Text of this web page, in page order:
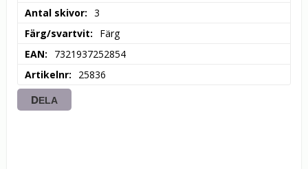
Antal skivor
3
Färg/svartvit
Färg
EAN
7321937252854
Artikelnr
25836
DELA